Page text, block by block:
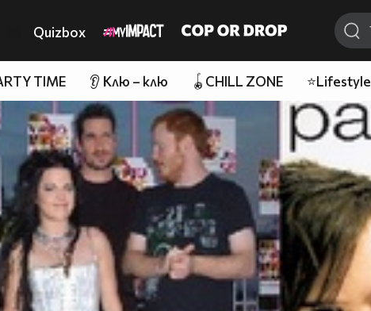
Quizbox
TIME 👂 Клю – клю 🪀CHILL ZONE ⭐Lifestyle